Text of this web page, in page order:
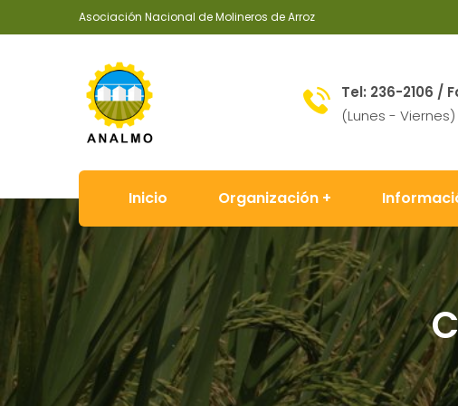
Asociación Nacional de Molineros de Arroz
Tel: 236-2106 /
(Lunes - Viernes)
Inicio Organización